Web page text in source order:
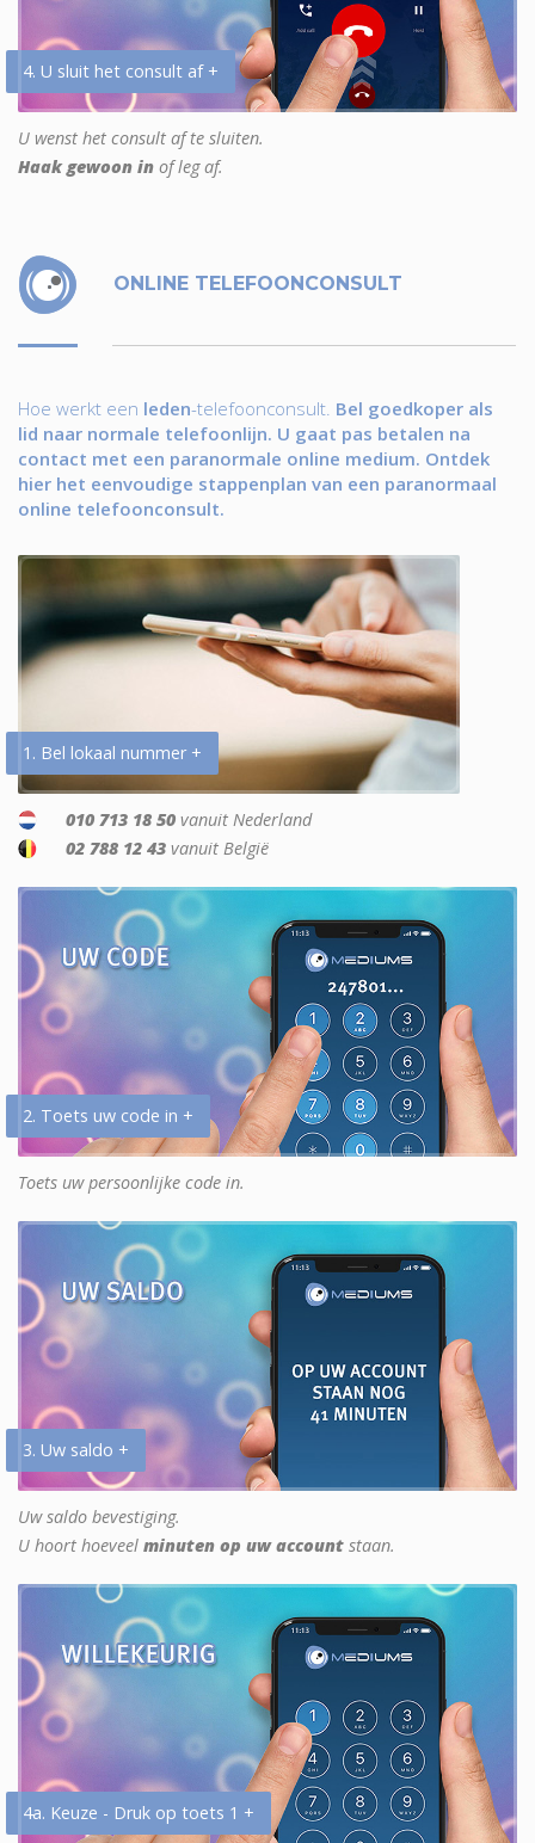
4. U sluit het consult af +
U wenst het consult af te sluiten.
Haak gewoon in of leg af.
ONLINE TELEFOONCONSULT
Hoe werkt een leden-telefoonconsult. Bel goedkoper als
lid naar normale telefoonlijn. U gaat pas betalen na
contact met een paranormale online medium. Ontdek
hier het eenvoudige stappenplan van een paranormaal
online telefoonconsult.
1. Bel lokaal nummer +
010 713 18 50 vanuit Nederland
02 788 12 43 vanuit België
2. Toets uw code in +
Toets uw persoonlijke code in.
3. Uw saldo +
Uw saldo bevestiging.
U hoort hoeveel minuten op uw account staan.
4a. Keuze - Druk op toets 1 +